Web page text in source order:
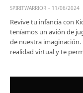
SPIRITWARRIOR 11/06/2024
Revive tu infancia con
teníamos un avión de
de nuestra
realidad virtual y te